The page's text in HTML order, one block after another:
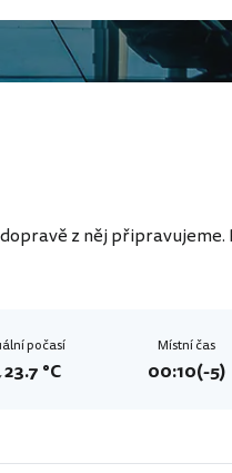
z něj
počasí
23.7 °C
Místní čas
00:10(-5)